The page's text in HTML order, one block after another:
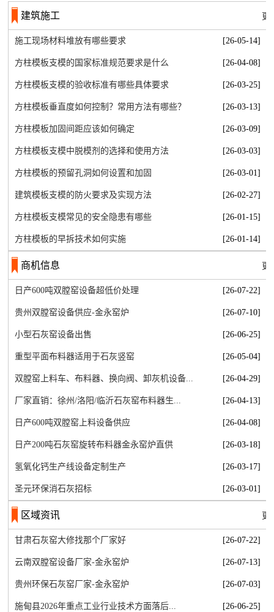
更
建筑施工
[26-05-14]
施工现场材料堆放有哪些要求
[26-04-08]
方柱模板支模的国家标准规范要求是什么
[26-03-25]
方柱模板支模的验收标准有哪些具体要求
[26-03-13]
方柱模板垂直度如何控制？常用方法有哪些？
[26-03-09]
方柱模板加固间距应该如何确定
[26-03-03]
方柱模板支模中脱模剂的选择和使用方法
[26-03-01]
方柱模板的预留孔洞如何设置和加固
[26-02-27]
建筑模板支模的防火要求及实现方法
[26-01-15]
方柱模板支模常见的安全隐患有哪些
[26-01-14]
方柱模板的早拆技术如何实施
更
商机信息
[26-07-22]
日产600吨双膛窑设备超低价处理
[26-07-10]
贵州双膛窑设备供应-金永窑炉
[26-06-25]
小型石灰窑设备出售
[26-05-04]
重型平面布料器适用于石灰竖窑
[26-04-29]
双膛窑上料车、布料器、换向阀、卸灰机设备...
[26-04-13]
厂家直销：徐州/洛阳/临沂石灰窑布料器生...
[26-04-08]
日产600吨双膛窑上料设备供应
[26-03-18]
日产200吨石灰窑旋转布料器金永窑炉直供
[26-03-17]
氢氧化钙生产线设备定制生产
[26-03-01]
圣元环保消石灰招标
更
区域资讯
[26-07-22]
甘肃石灰窑大修找那个厂家好
[26-07-13]
云南双膛窑设备厂家-金永窑炉
[26-07-03]
贵州环保石灰窑厂家-金永窑炉
[26-06-25]
施甸县2026年重点工业行业技术方面落后...